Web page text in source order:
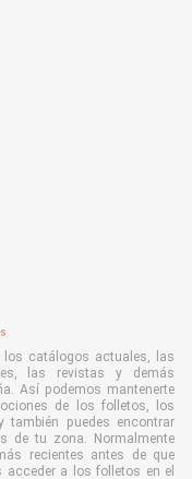
los catálogos actuales, las
las revistas y demás
Así podemos mantenerte
de los folletos, los
puedes encontrar
de tu zona. Normalmente
recientes antes de que
acceder a los folletos en el